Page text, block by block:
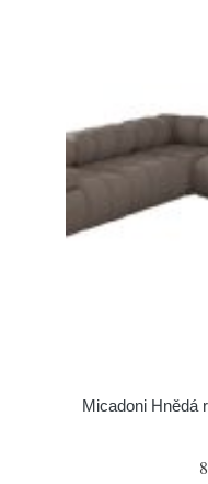
Micadoni Hnědá